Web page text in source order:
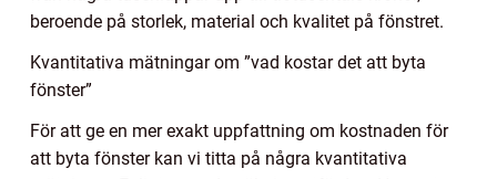
beroende på storlek, material och kvalitet på fönstret.
Kvantitativa mätningar om ”vad kostar det att byta
fönster”
För att ge en mer exakt uppfattning om kostnaden för
att byta fönster kan vi titta på några kvantitativa